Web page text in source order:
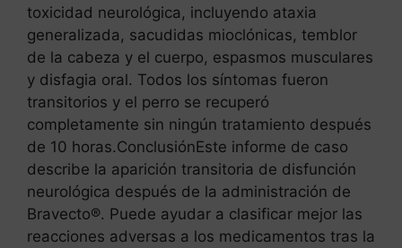
toxicidad neurológica, incluyendo ataxia
generalizada, sacudidas mioclónicas, temblor
de la cabeza y el cuerpo, espasmos musculares
y disfagia oral. Todos los síntomas fueron
transitorios y el perro se recuperó
completamente sin ningún tratamiento después
de 10 horas.ConclusiónEste informe de caso
describe la aparición transitoria de disfunción
neurológica después de la administración de
Bravecto®. Puede ayudar a clasificar mejor las
reacciones adversas a los medicamentos tras la